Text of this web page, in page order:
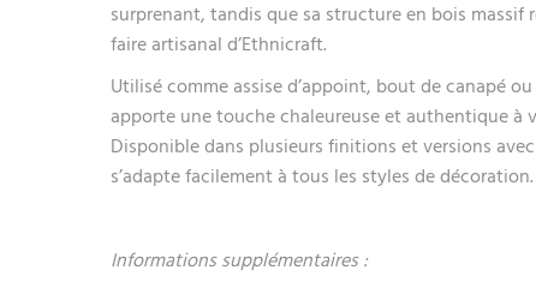
surprenant, tandis que sa structure en bois massif
faire artisanal d’Ethnicraft.
Utilisé comme assise d’appoint, bout de canapé
apporte une touche chaleureuse et authentique à
Disponible dans plusieurs finitions et versions avec
s’adapte facilement à tous les styles de décoration.
Informations supplémentaires :